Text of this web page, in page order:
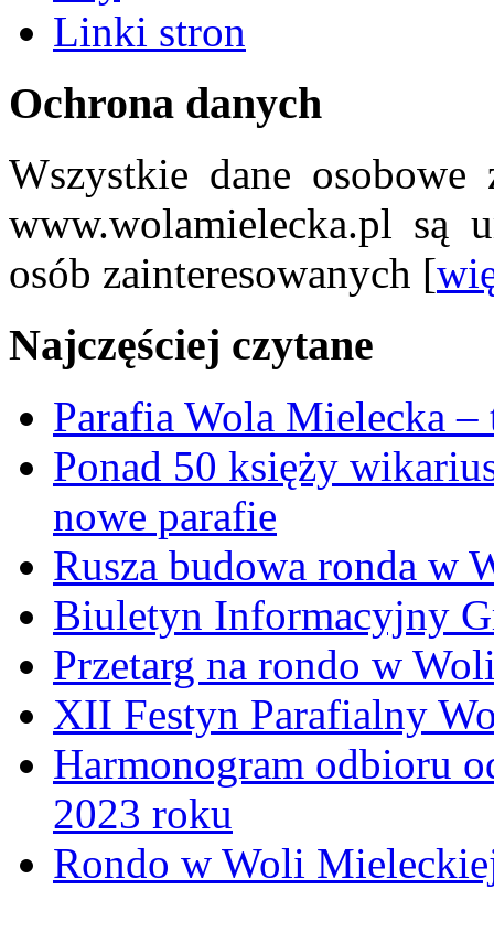
Linki stron
Ochrona danych
Wszystkie dane osobowe
www.wolamielecka.pl są
osób zainteresowanych [
Najczęściej czytane
Parafia Wola Mielecka
Ponad 50 księży
nowe parafie
Rusza budowa ronda w
Biuletyn Informacyjny
Przetarg na rondo w
XII Festyn Parafialny
Harmonogram odbioru
2023 roku
Rondo w Woli